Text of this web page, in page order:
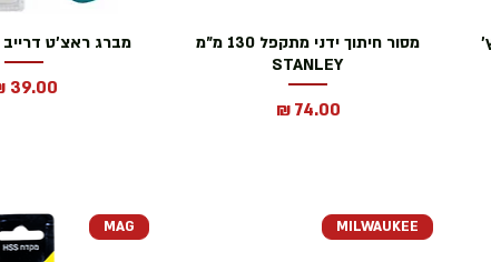
מסור חיתוך ידני מתקפל 130 מ״מ
STANLEY
מחיר
מברג ראצ'ט דרייב 1/4 Makita
מחיר
MILWAUKEE
MAG